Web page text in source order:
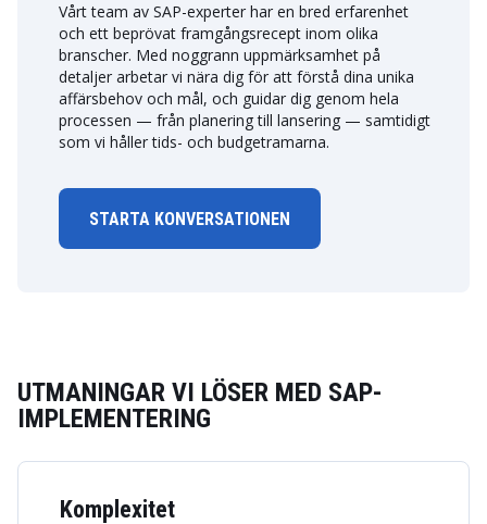
Vårt team av SAP-experter har en bred erfarenhet
och ett beprövat framgångsrecept inom olika
branscher. Med noggrann uppmärksamhet på
detaljer arbetar vi nära dig för att förstå dina unika
affärsbehov och mål, och guidar dig genom hela
processen — från planering till lansering — samtidigt
som vi håller tids- och budgetramarna.
STARTA KONVERSATIONEN
UTMANINGAR VI LÖSER MED SAP-
IMPLEMENTERING
Komplexitet